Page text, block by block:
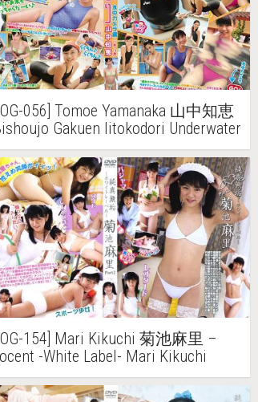
056] Tomoe Yamanaka 山中知恵
Gakuen Iitokodori Underwater
Edition 美少女学園いいとこど
中カメラ編
154] Mari Kikuchi 菊池麻里 –
-White Label- Mari Kikuchi
純真無垢 -ホワイトレーベル-
麻里 Part2